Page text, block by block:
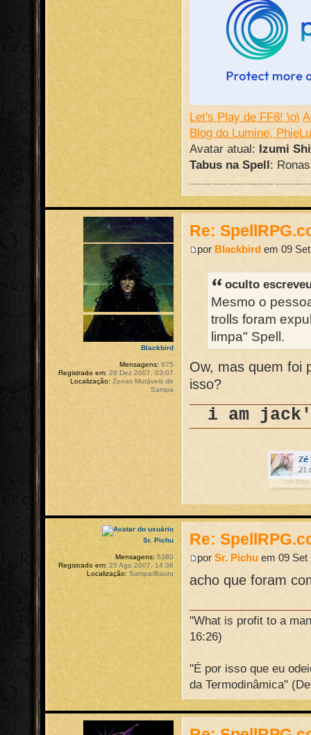
Let's Play de FF8! \o\
Blog do Lumine,
Avatar atual: Izumi
Tabus na Spell :
I return to help burn / Your people's future down / You destroyed my children / You forced my retribution /
Re:
por Blackbird em 09
oculto
Mesmo o
trolls foram
limpa" Spell.
Ow, mas quem foi
isso?
i am
Blackbird
Mensagens: 975
Registrado em: 28 Dez 2007, 03:07
Localização: Zonas Mutáveis de
Sampa
Re:
porSr. Pichu em 09 Set
acho que foram
"What is profit to a
16:26)
"É por isso que eu
da Termodinâmica"
Sr. Pichu
Mensagens: 5380
Registrado em: 25 Ago 2007, 14:36
Localização: Sampa/Bauru